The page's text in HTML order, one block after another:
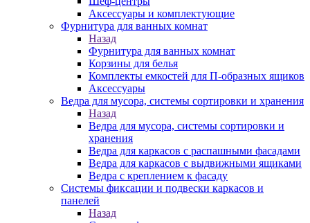
Аксессуары и комплектующие
Фурнитура для ванных комнат
Назад
Фурнитура для ванных комнат
Корзины для белья
Комплекты емкостей для П-образных ящиков
Аксессуары
Ведра для мусора, системы сортировки и хранения
Назад
Ведра для мусора, системы сортировки и
хранения
Ведра для каркасов с распашными фасадами
Ведра для каркасов с выдвижными ящиками
Ведра с креплением к фасаду
Системы фиксации и подвески каркасов и
панелей
Назад